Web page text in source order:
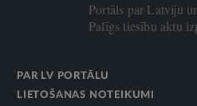
Portāls par Latviju
Palīgs tiesību aktu
PAR LV PORTĀLU
LIETOŠANAS NOTEIKUMI